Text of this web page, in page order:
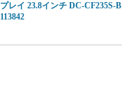
プレイ 23.8インチ DC-CF235S-B
113842